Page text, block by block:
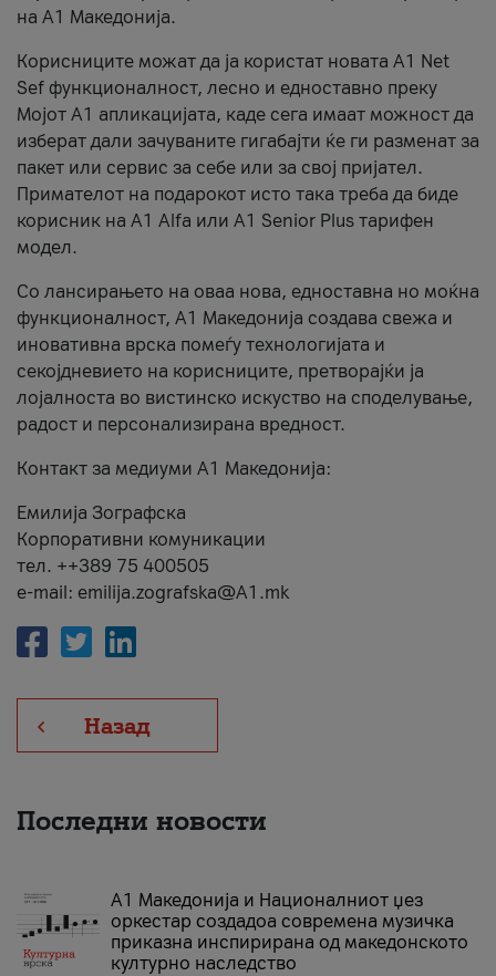
на А1 Македонија.
Корисниците можат да ја користат новата А1 Net
Sef функционалност, лесно и едноставно преку
Мојот А1 апликацијата, каде сега имаат можност да
изберат дали зачуваните гигабајти ќе ги разменат за
пакет или сервис за себе или за свој пријател.
Примателот на подарокот исто така треба да биде
корисник на А1 Alfa или A1 Senior Plus тарифен
модел.
Со лансирањето на оваа нова, едноставна но моќна
функционалност, А1 Македонија создава свежа и
иновативна врска помеѓу технологијата и
секојдневието на корисниците, претворајќи ја
лојалноста во вистинско искуство на споделување,
радост и персонализирана вредност.
Контакт за медиуми А1 Македонија:
Емилија Зографска
Корпоративни комуникации
тел. ++389 75 400505
e-mail: emilija.zografska@A1.mk
Назад
Последни новости
А1 Македонија и Националниот џез
оркестар создадоа современа музичка
приказна инспирирана од македонското
културно наследство